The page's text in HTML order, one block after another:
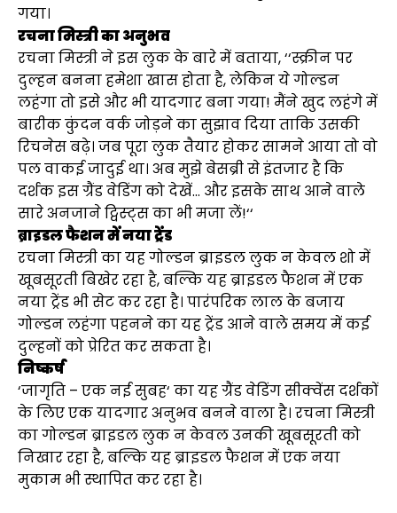
गया।
रचना मिस्त्री का अनुभव
रचना मिस्त्री ने इस लुक के बारे में बताया, ‘‘स्क्रीन पर
दुल्हन बनना हमेशा खास होता है, लेकिन ये गोल्डन
लहंगा तो इसे और भी यादगार बना गया! मैंने खुद लहंगे में
बारीक कुंदन वर्क जोड़ने का सुझाव दिया ताकि उसकी
रिचनेस बढ़े। जब पूरा लुक तैयार होकर सामने आया तो वो
पल वाकई जादुई था। अब मुझे बेसब्री से इंतजार है कि
दर्शक इस ग्रैंड वेडिंग को देखें… और इसके साथ आने वाले
सारे अनजाने ट्विस्ट्स का भी मजा लें!‘‘
ब्राइडल फैशन में नया ट्रेंड
रचना मिस्त्री का यह गोल्डन ब्राइडल लुक न केवल शो में
खूबसूरती बिखेर रहा है, बल्कि यह ब्राइडल फैशन में एक
नया ट्रेंड भी सेट कर रहा है। पारंपरिक लाल के बजाय
गोल्डन लहंगा पहनने का यह ट्रेंड आने वाले समय में कई
दुल्हनों को प्रेरित कर सकता है।
निष्कर्ष
‘जागृति – एक नई सुबह‘ का यह ग्रैंड वेडिंग सीक्वेंस दर्शकों
के लिए एक यादगार अनुभव बनने वाला है। रचना मिस्त्री
का गोल्डन ब्राइडल लुक न केवल उनकी खूबसूरती को
निखार रहा है, बल्कि यह ब्राइडल फैशन में एक नया
मुकाम भी स्थापित कर रहा है।